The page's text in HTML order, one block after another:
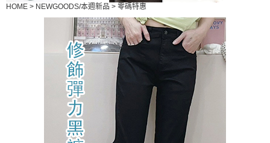
HOME > NEWGOODS/本週新品 > 零碼特惠